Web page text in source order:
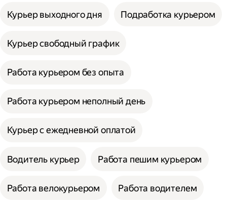
Курьер выходного дня Подработка курьером
Курьер свободный график
Работа курьером без опыта
Работа курьером неполный день
Курьер с ежедневной оплатой
Водитель курьер Работа пешим курьером
Работа велокурьером Работа водителем